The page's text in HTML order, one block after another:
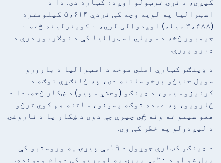
کیږي، د نړۍ ترټولو اوږده کټاره دی. دا د
اسټرالیا په لویه وچه کې نږدې ۵،۶۱۴ کیلومتره
(۳،۴۸۸ میله) اوږدوالی لري، د کوینزلینډ څخه د
جیمبور څخه د سویلي اسټرالیا کې د نولاربور درې د
ډبرو پورې.
د ډینګو کټارې اصلي موخه د اسټرالیا د بارورو
سویل ختیځو برخو ساتنه دی، په ځانګړې توګه د
کرنیزو سیمو، د ډینګو (وحشي سپیو) د ښکار څخه. دا د
څارویو، په عمده توګه پسونو، ساتنه هم کوي ترڅو
هغو سیمو ته ونه ځي چیرې چې دوی د ښکار یا د ناروغۍ
د لیږدولو په خطر کې وي.
د ډینګو کټارې جوړول د ۱۹مې پیړۍ په وروستیو کې
پیل شو او د ۲۰مې پیړۍ په لومړیو کې دوام ومونده.